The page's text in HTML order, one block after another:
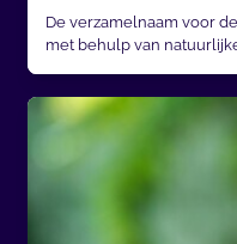
De verzamelnaam voor
met behulp van